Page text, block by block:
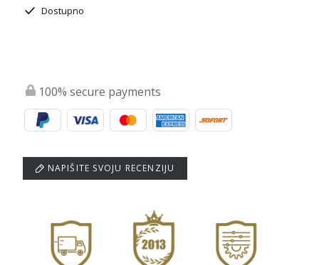
Dostupno
100% secure payments
NAPIŠITE SVOJU RECENZIJU